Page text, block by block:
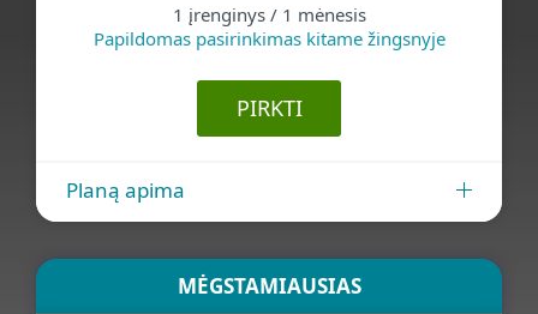
1 įrenginys / 1 mėnesis
Papildomas pasirinkimas kitame žingsnyje
PIRKTI
Planą apima
MĖGSTAMIAUSIAS